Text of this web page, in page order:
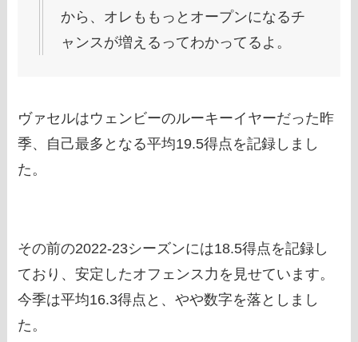
から、オレももっとオープンになるチ
ャンスが増えるってわかってるよ。
ヴァセルはウェンビーのルーキーイヤーだった昨
季、自己最多となる平均19.5得点を記録しまし
た。
その前の2022-23シーズンには18.5得点を記録し
ており、安定したオフェンス力を見せています。
今季は平均16.3得点と、やや数字を落としまし
た。